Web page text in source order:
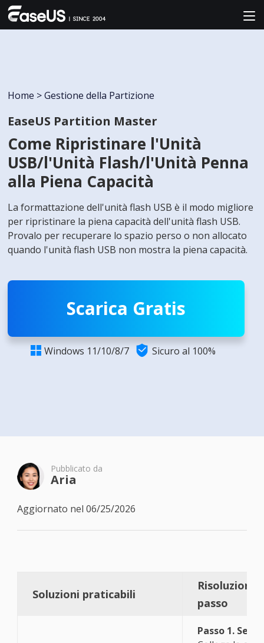
Home > Gestione della Partizione
EaseUS Partition Master
Come Ripristinare l'Unità
USB/l'Unità Flash/l'Unità Penna
alla Piena Capacità
La formattazione dell'unità flash USB è il modo migliore
per ripristinare la piena capacità dell'unità flash USB.
Provalo per recuperare lo spazio perso o non allocato
quando l'unità flash USB non mostra la piena capacità.
Scarica Gratis
 Windows 11/10/8/7  Sicuro al 100%
Pubblicato da
Aria
Aggiornato nel 06/25/2026
Soluzioni praticabili
Risoluzione
passo
Passo 1.